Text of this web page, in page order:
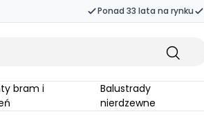
Ponad 33 lata na rynku
Balustrady
nierdzewne